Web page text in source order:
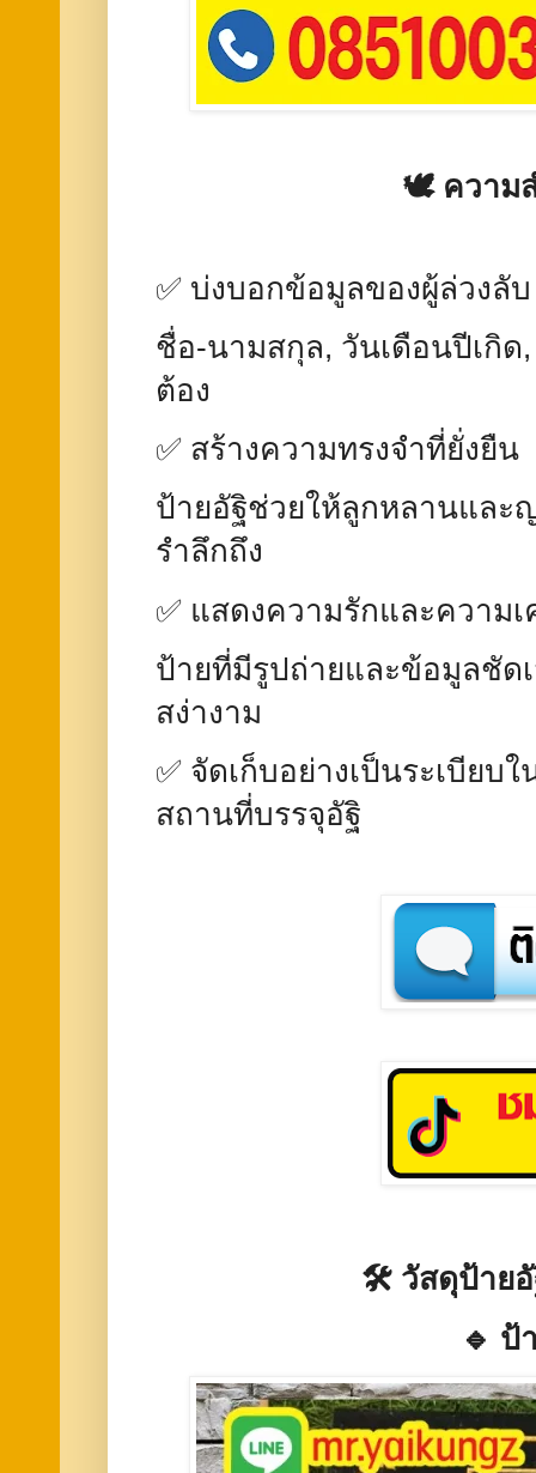
🕊️ ความ
✅ บ่งบอกข้อมูลของผู้ล่วงลับ
ชื่อ-นามสกุล, วันเดือนปีเกิด
ต้อง
✅ สร้างความทรงจำที่ยั่งยืน
ป้ายอัฐิช่วยให้ลูกหลานและ
รำลึกถึง
✅ แสดงความรักและความเ
ป้ายที่มีรูปถ่ายและข้อมูลชัด
สง่างาม
✅ จัดเก็บอย่างเป็นระเบีย
สถานที่บรรจุอัฐิ
🛠️ วัสดุป้ายอั
🔹 ป้